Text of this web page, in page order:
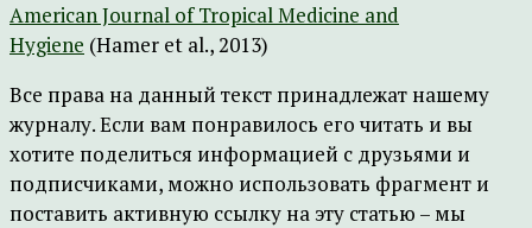
American Journal of Tropical Medicine and
Hygiene (Hamer et al., 2013)
Все права на данный текст принадлежат нашему
журналу. Если вам понравилось его читать и вы
хотите поделиться информацией с друзьями и
подписчиками, можно использовать фрагмент и
поставить активную ссылку на эту статью – мы